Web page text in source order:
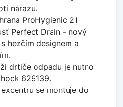
nárazu.
ProHygienic 21
Perfect Drain - nový
hezčím designem a
drtiče odpadu je nutno
629139.
se montuje do